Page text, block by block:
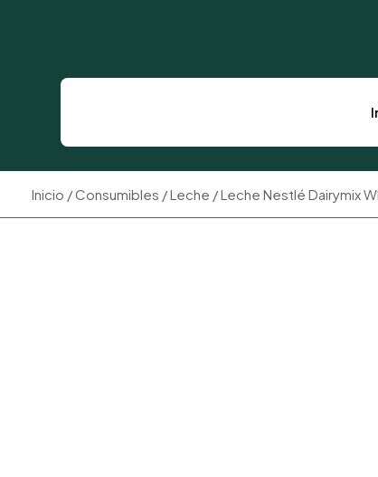
Inicio /Consumibles /Leche / Leche Nestlé Dairymix